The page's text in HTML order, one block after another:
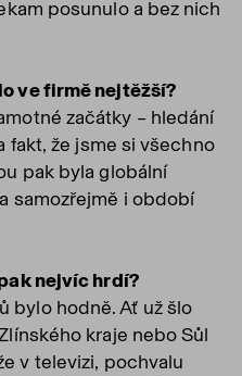
posunulo a bez nich
ve firmě nejtěžší?
začátky – hledání
fakt, že jsme si všechno
pak byla globální
samozřejmě i období
nejvíc hrdí?
bylo hodně. Ať už šlo
kraje nebo Sůl
v televizi, pochvalu